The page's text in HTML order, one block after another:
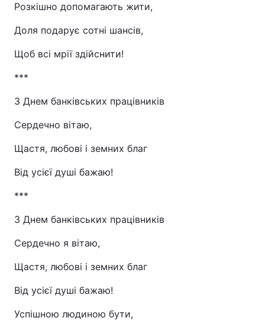
Розкішно допомагають жити,
Доля подарує сотні шансів,
Щоб всі мрії здійснити!
***
З Днем банківських працівників
Сердечно вітаю,
Щастя, любові і земних благ
Від усієї душі бажаю!
***
З Днем банківських працівників
Сердечно я вітаю,
Щастя, любові і земних благ
Від усієї душі бажаю!
Успішною людиною бути,